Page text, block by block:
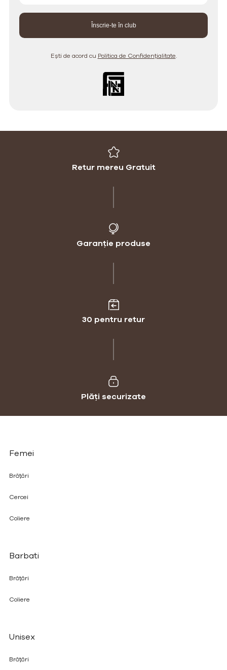
Ești de acord cu Politica de Confidențialitate.
Retur mereu Gratuit
Garanție produse
30 pentru retur
Plăți securizate
Femei
Brățări
Cercei
Coliere
Barbati
Brățări
Coliere
Unisex
Brățări